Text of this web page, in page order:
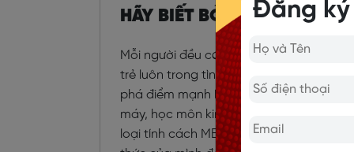
HÃY BIẾT BỎ “CÁI BẰNG” ĐI
Mỗi người đều có điểm mạnh riêng, khi
trẻ luôn trong tình trạng không biết
phá điểm mạnh bản thân là cả quá
máy, học môn kinh tế, học môn vĩ mô…
loại tính cách MBTI cũng là một cách
Đăng ký